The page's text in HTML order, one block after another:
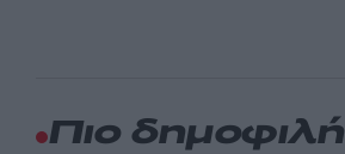
Πιο δημοφιλή